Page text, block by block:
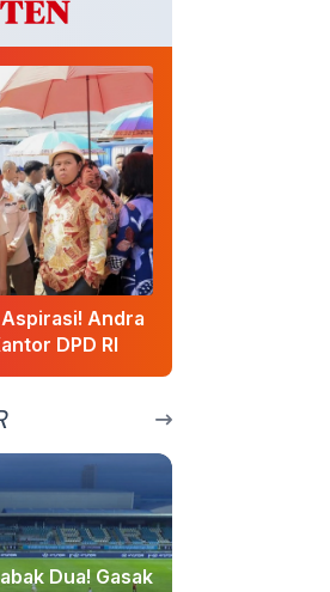
Andra
DPD RI
Dua! Gasak